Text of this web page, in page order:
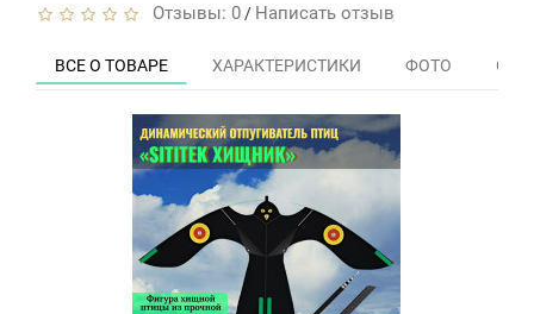
Отзывы: 0/ Написать отзыв
ВСЕ О ТОВАРЕ ХАРАКТЕРИСТИКИ ФОТО